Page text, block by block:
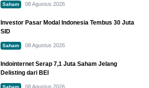
Saham 08 Agustus 2026
Investor Pasar Modal Indonesia Tembus 30 Juta
SID
Saham 08 Agustus 2026
Indointernet Serap 7,1 Juta Saham Jelang
Delisting dari BEI
Saham 08 Agustus 2026